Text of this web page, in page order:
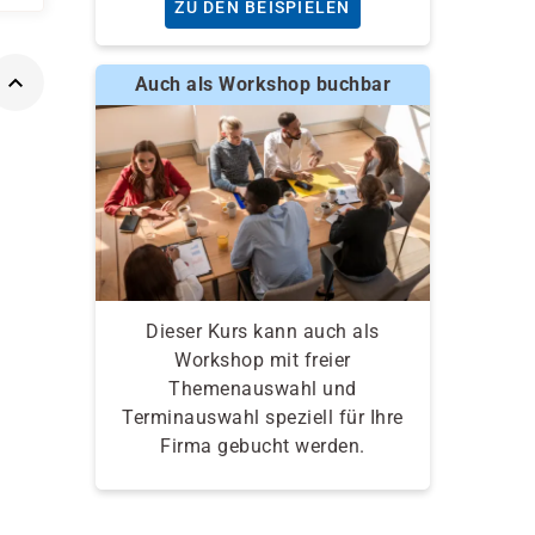
ZU DEN BEISPIELEN
Auch als Workshop buchbar
Dieser Kurs kann auch als
Workshop mit freier
Themenauswahl und
Terminauswahl speziell für Ihre
Firma gebucht werden.